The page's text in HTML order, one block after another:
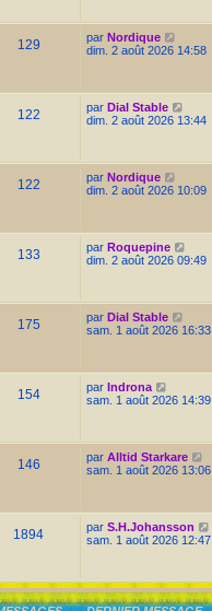
129 par Nordique
dim. 2 août 2026 14:58
122 par Dial Stable
dim. 2 août 2026 13:44
122 par Nordique
dim. 2 août 2026 10:09
133 par Roquepine
dim. 2 août 2026 09:49
175 par Dial Stable
sam. 1 août 2026 16:33
154 par Indrona
sam. 1 août 2026 14:39
146 par Alltid Starkare
sam. 1 août 2026 13:06
1894 par S.H.Johansson
sam. 1 août 2026 12:47